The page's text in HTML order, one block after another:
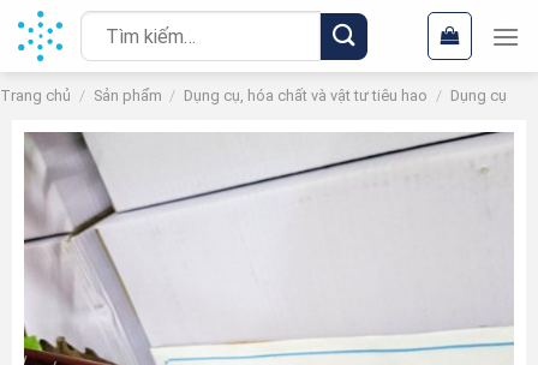
Chuyển
đến
nội
dung
Tìm
kiếm:
Trang chủ / Sản phẩm / Dụng cụ, hóa chất và vật tư tiêu hao / Dụng cụ